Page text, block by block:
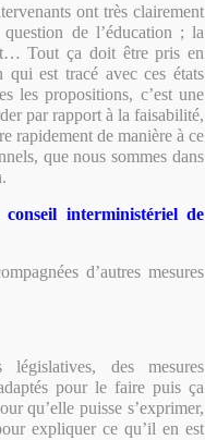
ont très clairement
de l’éducation ; la
Tout ça doit être pris en
qui est tracé avec ces états
les propositions, c’est une
par rapport à la faisabilité,
rapidement de manière à ce
que nous sommes dans
interministériel de
d’autres mesures
des mesures
pour le faire puis ça
qu’elle puisse s’exprimer,
expliquer ce qu’il en est